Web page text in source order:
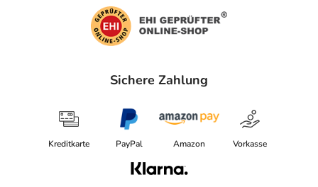
Sichere Zahlung
Kreditkarte PayPal Amazon Vorkasse